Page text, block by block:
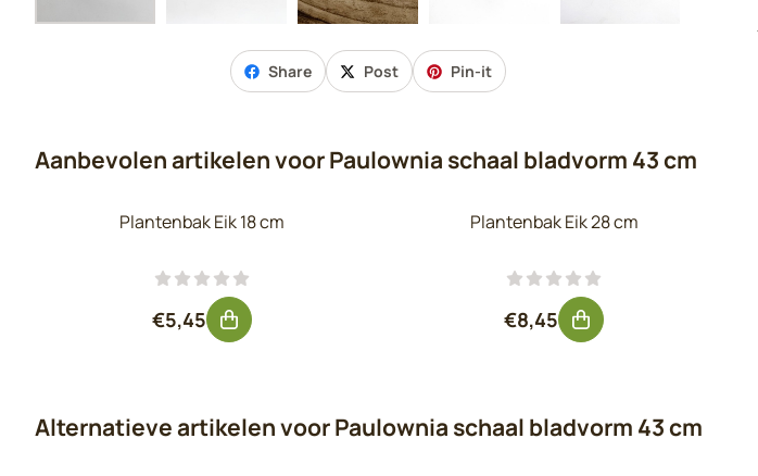
Share Post Pin-it
Aanbevolen artikelen voorPaulownia schaal bladvorm 43 cm
Plantenbak Eik 18 cm
Prijs: 5,45, exclusief btw: 4,50
€5,45
Plantenbak Eik 28 cm
Prijs: 8,45, exclusief btw: 6,98
€8,45
Alternatieve artikelen voorPaulownia schaal bladvorm 43 cm